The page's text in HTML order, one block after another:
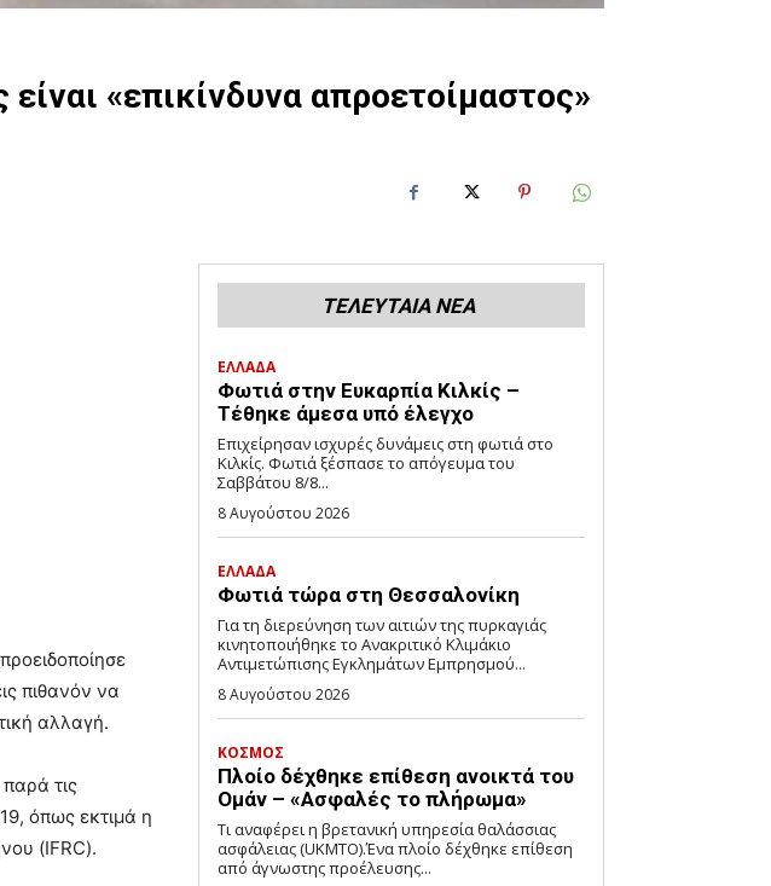
«επικίνδυνα απροετοίμαστος»
πιθανόν να
αλλαγή.
τις
όπως εκτιμά η
(IFRC).
ΤΕΛΕΥΤΑΙΑ ΝΕΑ
ΕΛΛΑΔΑ
Φωτιά στην Ευκαρπία Κιλκίς –
Τέθηκε άμεσα υπό έλεγχο
Επιχείρησαν ισχυρές δυνάμεις στη φωτιά στο
Κιλκίς. Φωτιά ξέσπασε το απόγευμα του
Σαββάτου 8/8...
8 Αυγούστου 2026
ΕΛΛΑΔΑ
Φωτιά τώρα στη Θεσσαλονίκη
Για τη διερεύνηση των αιτιών της πυρκαγιάς
κινητοποιήθηκε το Ανακριτικό Κλιμάκιο
Αντιμετώπισης Εγκλημάτων Εμπρησμού...
8 Αυγούστου 2026
ΚΟΣΜΟΣ
Πλοίο δέχθηκε επίθεση ανοικτά του
Ομάν – «Ασφαλές το πλήρωμα»
Τι αναφέρει η βρετανική υπηρεσία θαλάσσιας
ασφάλειας (UKMTO).Ένα πλοίο δέχθηκε επίθεση
από άγνωστης προέλευσης...